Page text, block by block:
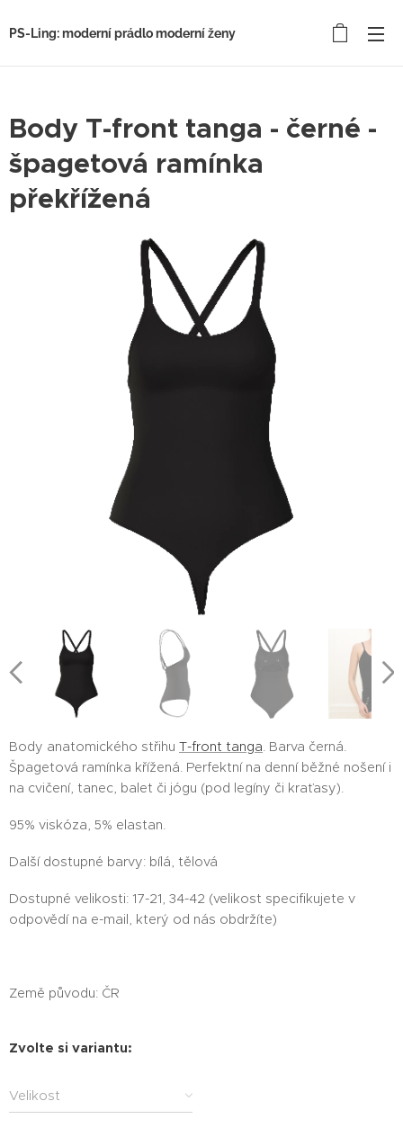
PS-Ling: moderní prádlo moderní ženy
Body T-front tanga - černé -
špagetová ramínka
překřížená
Body anatomického střihu T-front tanga. Barva černá.
Špagetová ramínka křížená. Perfektní na denní běžné nošení i
na cvičení, tanec, balet či jógu (pod legíny či kraťasy).
95% viskóza, 5% elastan.
Další dostupné barvy: bílá, tělová
Dostupné velikosti: 17-21, 34-42 (velikost specifikujete v
odpovědí na e-mail, který od nás obdržíte)
Země původu: ČR
Zvolte si variantu:
Velikost